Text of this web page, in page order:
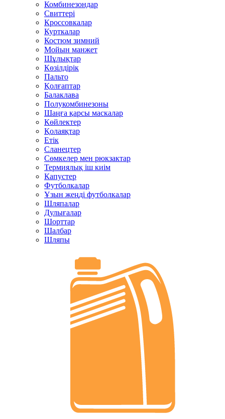
Комбинезондар
Свиттері
Кроссовкалар
Курткалар
Костюм зимний
Мойын манжет
Шұлықтар
Көзілдірік
Пальто
Қолғаптар
Балаклава
Полукомбинезоны
Шаңға қарсы маскалар
Көйлектер
Қолаяқтар
Етік
Сланецтер
Сөмкелер мен рюкзактар
Термиялық іш киім
Капустер
Футболкалар
Ұзын жеңді футболкалар
Шляпалар
Дулығалар
Шорттар
Шалбар
Шляпы